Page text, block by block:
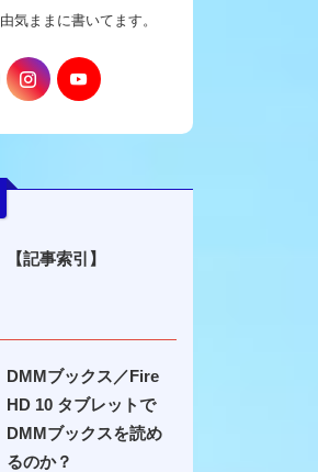
気ままに書いてます。
【記事索引】
DMMブックス／Fire
HD 10 タブレットで
DMMブックスを読め
るのか？